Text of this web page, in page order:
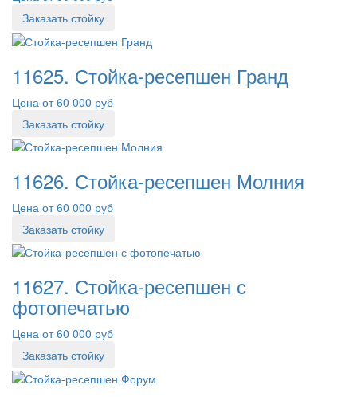
Заказать стойку
11625. Стойка-ресепшен Гранд
Цена от 60 000 руб
Заказать стойку
11626. Стойка-ресепшен Молния
Цена от 60 000 руб
Заказать стойку
11627. Стойка-ресепшен с
фотопечатью
Цена от 60 000 руб
Заказать стойку